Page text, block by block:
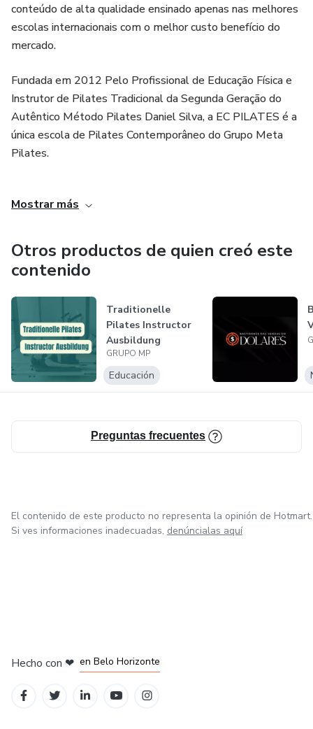
conteúdo de alta qualidade ensinado apenas nas melhores
escolas internacionais com o melhor custo benefício do
mercado.
Fundada em 2012 Pelo Profissional de Educação Física e
Instrutor de Pilates Tradicional da Segunda Geração do
Autêntico Método Pilates Daniel Silva, a EC PILATES é a
única escola de Pilates Contemporâneo do Grupo Meta
Pilates.
mundo desde a fundação da escola em 2012, vários cases
estúdios de Pilates até alunos que trabalham como
instrutores de Pilates.
Mostrar más
Otros productos de quien creó este
contenido
Traditionelle
Pilates Instructor
Ausbildung
GRUPO MP
Educación
Preguntas frecuentes
El contenido de este producto no representa la opinión de Hotmart.
Si ves informaciones inadecuadas, denúncialas aquí
Hecho con ❤ en Belo Horizonte